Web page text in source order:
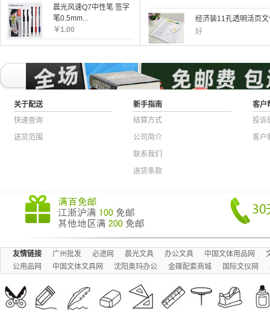
晨光风速Q7中性笔 签字
笔0.5mm...
￥1.00
经济装11孔透明活页
好
好
关于配送
快递查询
送货范围
新手指南
结算方式
公司简介
联系我们
退货条款
客户
投诉
客户
友情链接 广州批发 必途网 晨光文具 办公文具 中国文体用品网
公用品网
中国文体文具网 沈阳奥玛办公 金碟配套商城 国际文仪网